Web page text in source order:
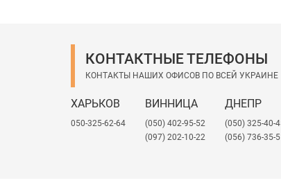
КОНТАКТНЫЕ ТЕЛЕФОНЫ
КОНТАКТЫ НАШИХ ОФИСОВ ПО ВСЕЙ УКРАИНЕ
ХАРЬКОВ
050-325-62-64
ВИННИЦА
(050) 402-95-52
(097) 202-10-22
ДНЕПР
(050) 325-40-
(056) 736-35-